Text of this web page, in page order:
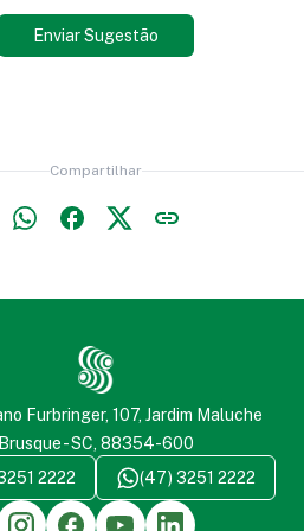
Calção Futebol
Calça Social Feminina
Contra Quedas
Enviar Sugestão
Compartilhar
Furbringer, 107, Jardim Maluche
Brusque - SC, 88354-600
2222
(47) 3251 2222